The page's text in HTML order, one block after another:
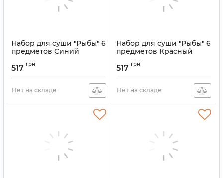
Набор для суши "Рыбы" 6
предметов Синий
517 грн
Нет на складе
Набор для суши "Рыбы" 6
предметов Красный
517 грн
Нет на складе